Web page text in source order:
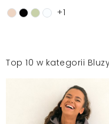
+1
Top 10 w kategorii